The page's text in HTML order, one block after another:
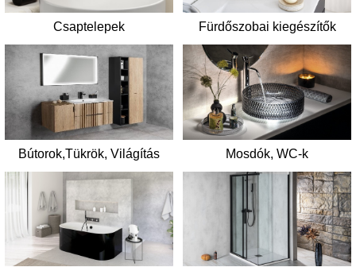
Csaptelepek Fürdőszobai kiegészítők
Bútorok,Tükrök, Világítás Mosdók, WC-k